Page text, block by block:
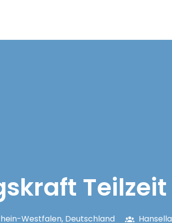
Teilzeit
Westfalen, Deutschland Hansella